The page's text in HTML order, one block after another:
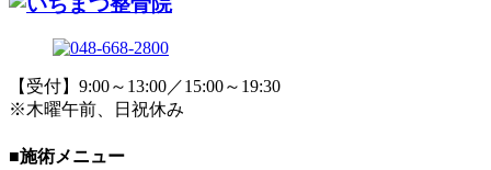
【受付】9:00～13:00／15:00～19:30
※木曜午前、日祝休み
■施術メニュー